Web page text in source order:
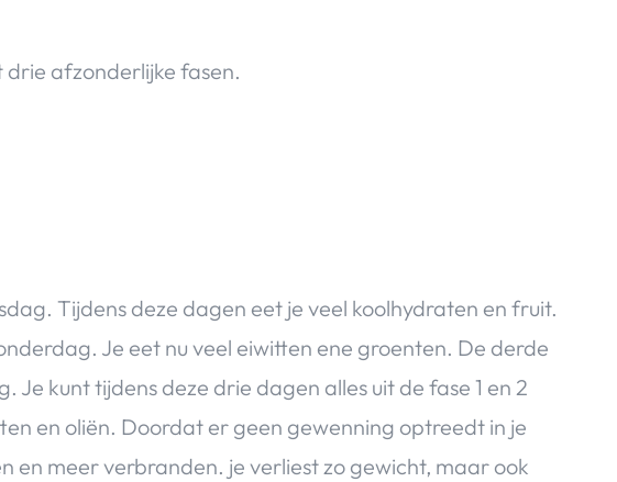
drie afzonderlijke fasen.
Tijdens deze dagen eet je veel koolhydraten en fruit.
Je eet nu veel eiwitten ene groenten. De derde
Je kunt tijdens deze drie dagen alles uit de fase 1 en 2
en oliën. Doordat er geen gewenning optreedt in je
en meer verbranden. je verliest zo gewicht, maar ook